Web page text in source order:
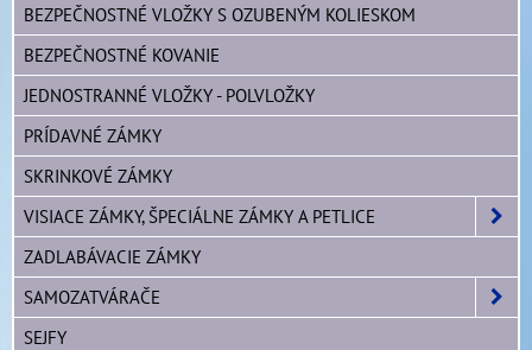
BEZPEČNOSTNÉ VLOŽKY S OZUBENÝM KOLIESKOM
BEZPEČNOSTNÉ KOVANIE
JEDNOSTRANNÉ VLOŽKY - POLVLOŽKY
PRÍDAVNÉ ZÁMKY
SKRINKOVÉ ZÁMKY
VISIACE ZÁMKY, ŠPECIÁLNE ZÁMKY A PETLICE
ZADLABÁVACIE ZÁMKY
SAMOZATVÁRAČE
SEJFY